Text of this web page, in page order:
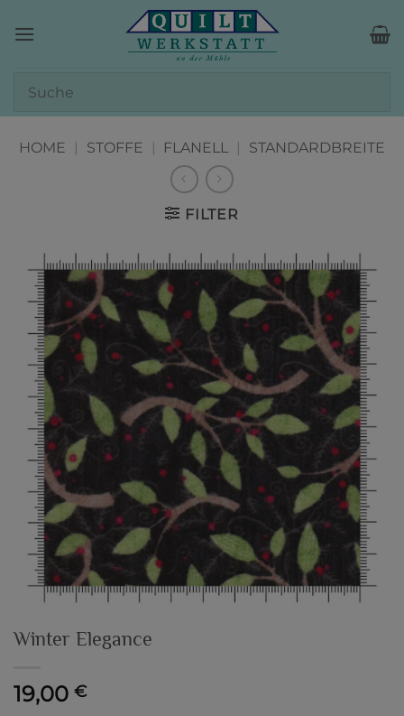
Inhalt
HOME | STOFFE | FLANELL | STANDARDBREITE
FILTER
Winter Elegance
19,00 €